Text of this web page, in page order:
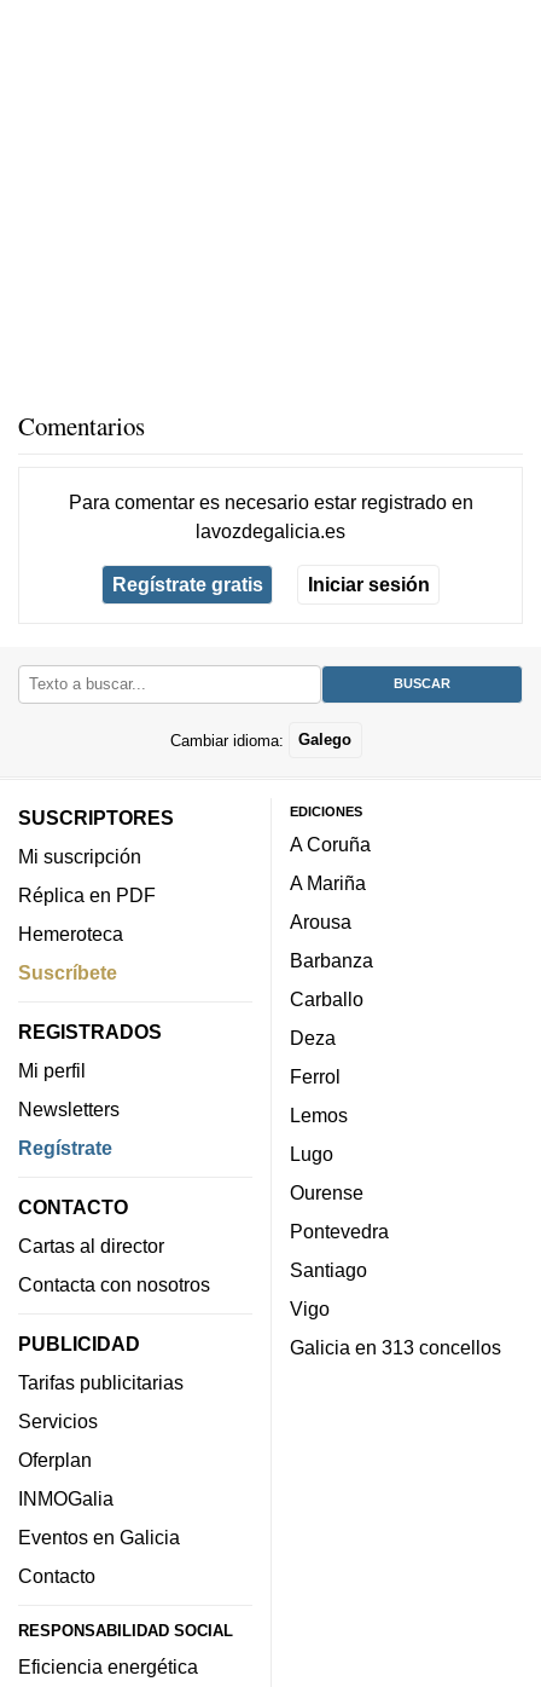
Comentarios
Para comentar es necesario estar registradoen
lavozdegalicia.es
Regístrate gratis Iniciar sesión
Cambiar idioma: Galego
SUSCRIPTORES
Mi suscripción
Réplica en PDF
Hemeroteca
Suscríbete
REGISTRADOS
Mi perfil
Newsletters
Regístrate
CONTACTO
Cartas al director
Contacta con nosotros
PUBLICIDAD
Tarifas publicitarias
Servicios
Oferplan
INMOGalia
Eventos en Galicia
Contacto
RESPONSABILIDAD SOCIAL
Eficiencia energética
EDICIONES
A Coruña
A Mariña
Arousa
Barbanza
Carballo
Deza
Ferrol
Lemos
Lugo
Ourense
Pontevedra
Santiago
Vigo
Galicia en 313 concellos